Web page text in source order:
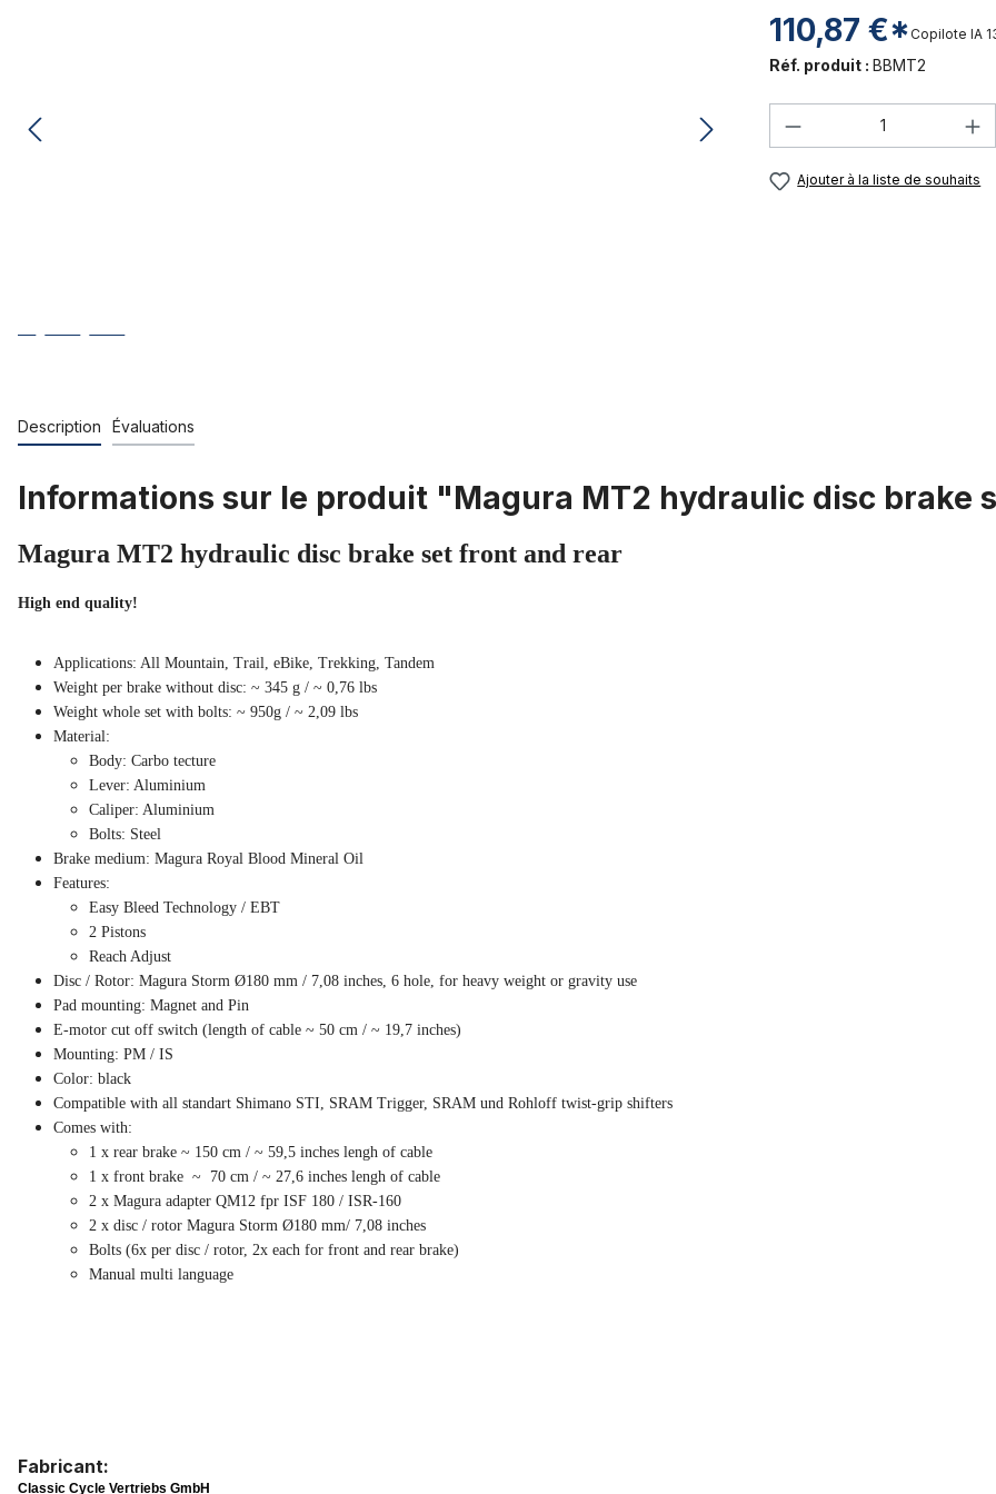
110,87 €* Copilote IA
Réf. produit : BBMT2
Quantité de
Ajouter à la liste de souhaits
Description Évaluations
Informations sur le produit "Magura MT2 hydraulic disc brake
Magura MT2 hydraulic disc brake set front and rear
High end quality!
Applications: All Mountain, Trail, eBike, Trekking, Tandem
Weight per brake without disc: ~ 345 g / ~ 0,76 lbs
Weight whole set with bolts: ~ 950g / ~ 2,09 lbs
Material:
Body: Carbo tecture
Lever: Aluminium
Caliper: Aluminium
Bolts: Steel
Brake medium: Magura Royal Blood Mineral Oil
Features:
Easy Bleed Technology / EBT
2 Pistons
Reach Adjust
Disc / Rotor: Magura Storm Ø180 mm / 7,08 inches, 6 hole, for heavy weight or gravity use
Pad mounting: Magnet and Pin
E-motor cut off switch (length of cable ~ 50 cm / ~ 19,7 inches)
Mounting: PM / IS
Color: black
Compatible with all standart Shimano STI, SRAM Trigger, SRAM und Rohloff twist-grip shifters
Comes with:
1 x rear brake ~ 150 cm / ~ 59,5 inches lengh of cable
1 x front brake ~ 70 cm / ~ 27,6 inches lengh of cable
2 x Magura adapter QM12 fpr ISF 180 / ISR-160
2 x disc / rotor Magura Storm Ø180 mm/ 7,08 inches
Bolts (6x per disc / rotor, 2x each for front and rear brake)
Manual multi language
Fabricant:
Classic Cycle Vertriebs GmbH